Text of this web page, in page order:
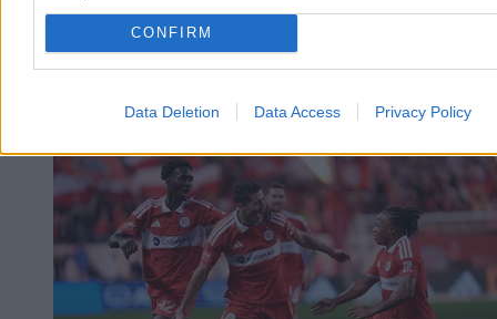
CONFIRM
Data Deletion Data Access Privacy Policy